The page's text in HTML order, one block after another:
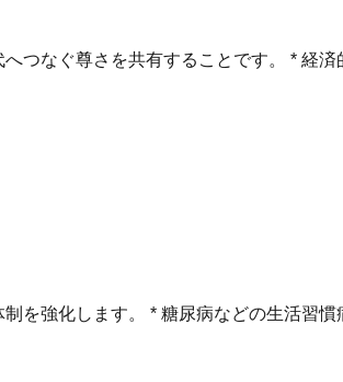
つなぐ尊さを共有することです。 * 経
を強化します。 * 糖尿病などの生活習